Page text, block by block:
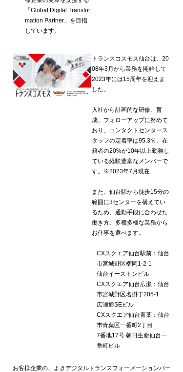
「Global Digital Transfor
mation Partner」を目指
しています。
トランスコスモス仙台は、20
08年3月から業務を開始して
2023年には15周年を迎えま
した。
入社から計画的な研修、育
成、フォローアップに努めて
おり、コンタクトセンタース
タッフの定着率は95.3％、在
籍者の20%が10年以上勤務し
ている経験豊富なメンバーで
す。※2023年7月現在
また、仙台駅から徒歩15分の
範囲に3センターを構えてい
るため、通勤手段に合わせた
働き方、多種多様な業務から
お仕事を選べます。
CXスクエア仙台駅前：仙台
市宮城野区榴岡1-2-1
仙台イーストンビル
CXスクエア仙台広瀬：仙台
市宮城野区名掛丁205-1
広瀬通SEビル
CXスクエア仙台青葉：仙台
市青葉区一番町2丁目
7番地17号 朝日生命仙台一
番町ビル
お客様企業の、よきデジタルトランスフォーメーションパー